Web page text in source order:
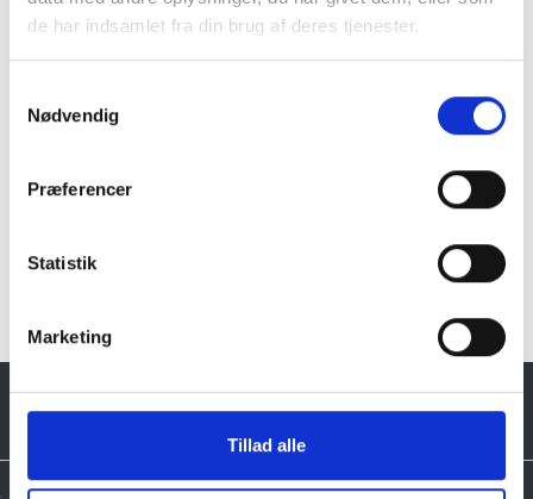
de har indsamlet fra din brug af deres tjenester.
Nødvendig
Præferencer
Statistik
Marketing
Tillad alle
vejledende.